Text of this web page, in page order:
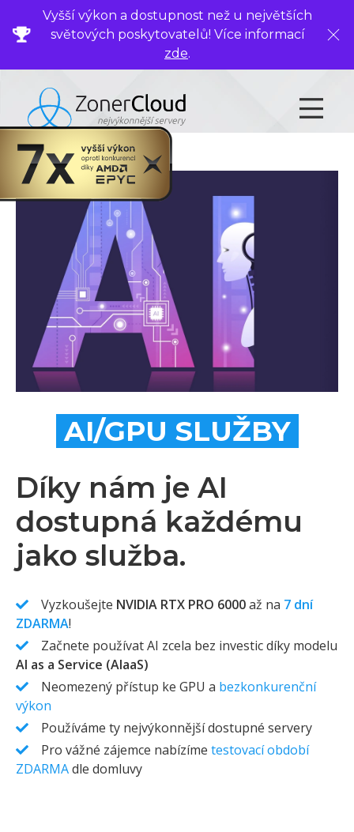
Vyšší výkon a dostupnost než u největších
světových poskytovatelů! Více informací
zde.
AI/GPU SLUŽBY
Díky nám je AI
dostupná každému
jako služba.
Vyzkoušejte NVIDIA RTX PRO 6000až na 7 dní
ZDARMA!
Začnete používat AI zcela bez investic díky modelu
AI as a Service (AIaaS)
Neomezený přístup ke GPU a bezkonkurenční
výkon
Používáme ty nejvýkonnější dostupné servery
Pro vážné zájemce nabízíme testovací období
ZDARMAdle domluvy